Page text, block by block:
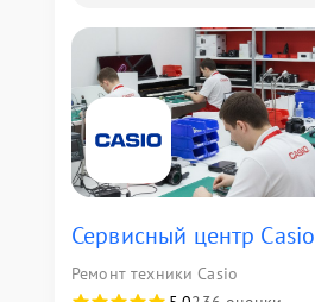
Сервисный центр Casio
Ремонт техники Casio